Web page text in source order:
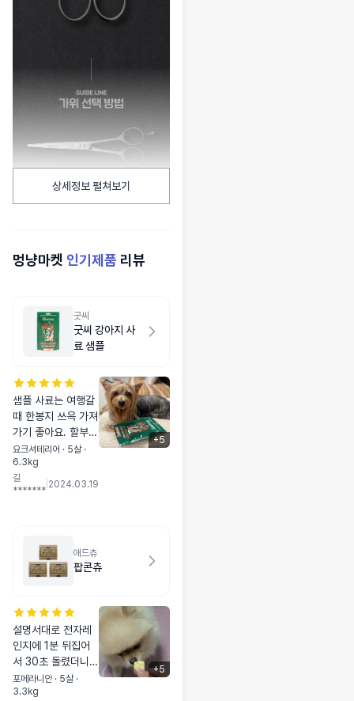
상세정보 펼쳐보기
멍냥마켓 인기제품 리뷰
굿씨
굿씨 강아지 사
료 샘플
샘플 사료는 여행갈
때 한봉지 쓰윽 가져
가기 좋아요. 할부지
할무니댁 올때 항상
한두봉지 챙기죠 👍🏻
굿씨요? 말해모해!!
요크셔테리어 · 5살 ·
6.3kg
길
*******
2024.03.19
+5
애드츄
팝콘츄
설명서대로 전자레
인지에 1분 뒤집어
서 30초 돌렸더니
딱 맞았어요 ㅎㅎ 아
그작아그작 잘 씹어
포메라니안 · 5살 ·
3.3kg
+5